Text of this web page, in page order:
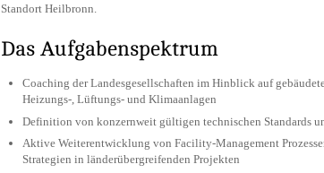
Standort Heilbronn.
Das Aufgabenspektrum
Coaching der Landesgesellschaften im Hinblick auf
Heizungs-, Lüftungs- und Klimaanlagen
Definition von konzernweit gültigen technischen Standards
Aktive Weiterentwicklung von Facility-Management
Strategien in länderübergreifenden Projekten